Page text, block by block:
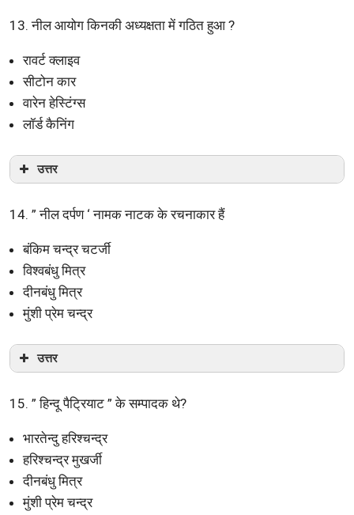
13. नील आयोग किनकी अध्यक्षता में गठित हुआ ?
रावर्ट क्लाइव
सीटोन कार
वारेन हेस्टिंग्स
लॉर्ड कैनिंग
उत्तर
14. ” नील दर्पण ‘ नामक नाटक के रचनाकार हैं
बंकिम चन्द्र चटर्जी
विश्वबंधु मित्र
दीनबंधु मित्र
मुंशी प्रेम चन्द्र
उत्तर
15. ” हिन्दू पैट्रियाट ” के सम्पादक थे?
भारतेन्दु हरिश्चन्द्र
हरिश्चन्द्र मुखर्जी
दीनबंधु मित्र
मुंशी प्रेम चन्द्र